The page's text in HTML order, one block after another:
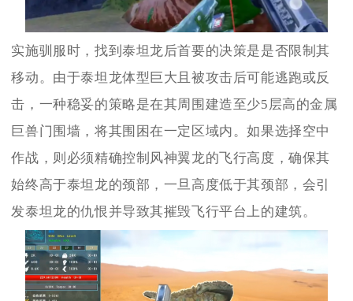
实施驯服时，找到泰坦龙后首要的决策是是否限制其
移动。由于泰坦龙体型巨大且被攻击后可能逃跑或反
击，一种稳妥的策略是在其周围建造至少5层高的金属
巨兽门围墙，将其围困在一定区域内。如果选择空中
作战，则必须精确控制风神翼龙的飞行高度，确保其
始终高于泰坦龙的颈部，一旦高度低于其颈部，会引
发泰坦龙的仇恨并导致其摧毁飞行平台上的建筑。